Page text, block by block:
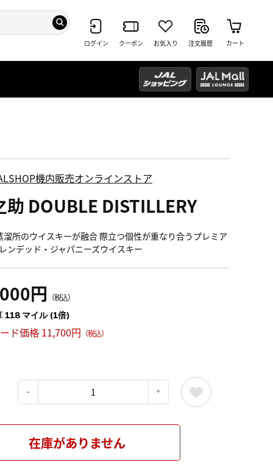
ログイン クーポン お気入り 注文履歴 カート
機内販売オンラインストア
助 DOUBLE DISTILLERY
溜所のウイスキーが融合 際立つ個性が重なり合うプレミア
ンデッド・ジャパニーズウイスキー
円 （税込）
118 マイル (1倍)
ド価格 11,700円 （税込）
在庫がありません